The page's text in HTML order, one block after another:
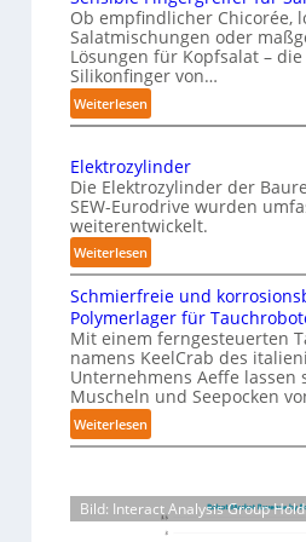
o
n
y
c
A
I
a
u
f
d
e
e
h
e
I
l
i
n
z
e
r
s
t
t
z
g
a
z
i
n
B
e
l
a
d
u
n
g
f
ü
r
K
a
o
n
Ob empfindlicher Chicorée,
Salatmischungen oder
Lösungen für Kopfsalat –
Silikonfinger von…
Weiterlesen:
S
n
s
i
b
l
i
n
g
e
r
g
e
i
Elektrozylinder
Die Elektrozylinder der
SEW-Eurodrive wurden
weiterentwickelt.
Weiterlesen:
E
l
e
k
t
r
o
z
i
n
Schmierfreie und
Polymerlager für
Mit einem ferngesteuerten
namens KeelCrab des
Unternehmens Aeffe lassen
Muscheln und Seepocken
Weiterlesen:
S
m
Bild: Interact Analysis Group